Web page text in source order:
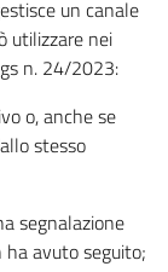
un canale
utilizzare nei
n. 24/2023:
o, anche se
stesso
segnalazione
avuto seguito;